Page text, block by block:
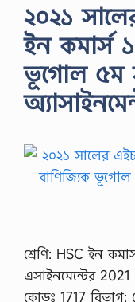
২০২১
ইন কমার্স
ভূগোল ৫ম
শ্রেণি: HSC ইন
এসাইনমেন্টের
কোডঃ 1717